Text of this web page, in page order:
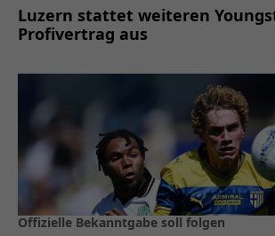
Luzern stattet weiteren
Profivertrag aus
Offizielle Bekanntgabe soll folgen